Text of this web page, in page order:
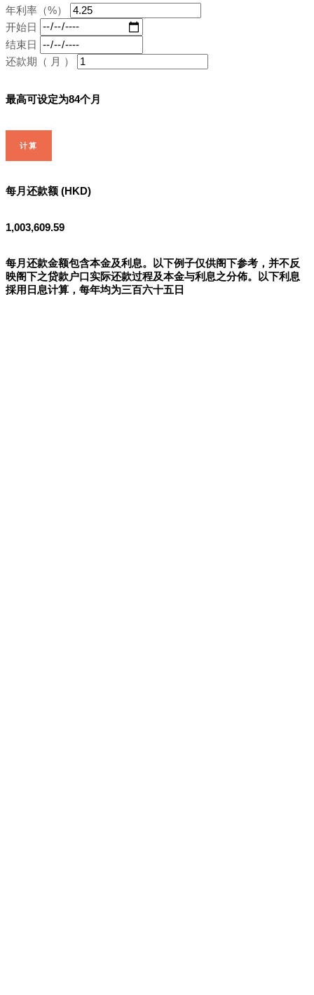
年利率（%）
开始日
结束日
还款期（ 月 ）
最高可设定为84个月
计算
每月还款额 (HKD)
1,003,609.59
每月还款金额包含本金及利息。以下例子仅供阁下参考，并不反
映阁下之贷款户口实际还款过程及本金与利息之分佈。以下利息
採用日息计算，每年均为三百六十五日